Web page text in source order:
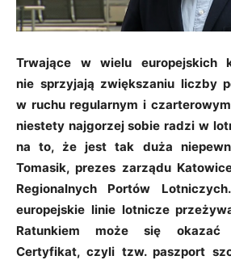
Trwające w wielu europejskich
nie sprzyjają zwiększaniu liczby
w ruchu regularnym i
niestety najgorzej sobie radzi w
na to, że jest tak duża
Tomasik, prezes zarządu
Regionalnych Portów
europejskie linie lotnicze
Ratunkiem może się okazać
Certyfikat, czyli tzw. paszport